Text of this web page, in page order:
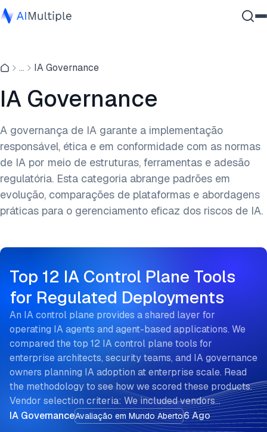
Segurança cibernética
Dados
Software Empresarial
Contate-nos
... IA Governance
IA Governance
A governança de IA garante a implementação
responsável, ética e em conformidade com as normas
de IA por meio de estruturas, ferramentas e adesão
regulatória. Esta categoria abrange padrões em
evolução, comparações de plataformas e abordagens
práticas para o gerenciamento eficaz dos riscos de IA.
Top 12 IA Control Plane Tools
for Regulated Deployments
IA GovernanceAvaliação em Mundo Aberto6 Ago
An IA control plane provides a shared layer for
operating IA agents and agent-based applications. We
compared the top 12 IA control plane tools for
enterprise architects, security teams, and IA governance
owners planning IA adoption at enterprise scale. Read
the methodology to see how we scored these products.
Vendor selection criteria: We included vendors…